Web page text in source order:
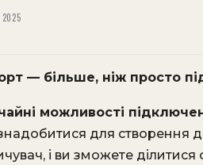
— більше, ніж просто
можливості
для створення
і ви зможете